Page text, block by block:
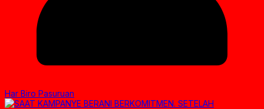
Har Biro Pasuruan